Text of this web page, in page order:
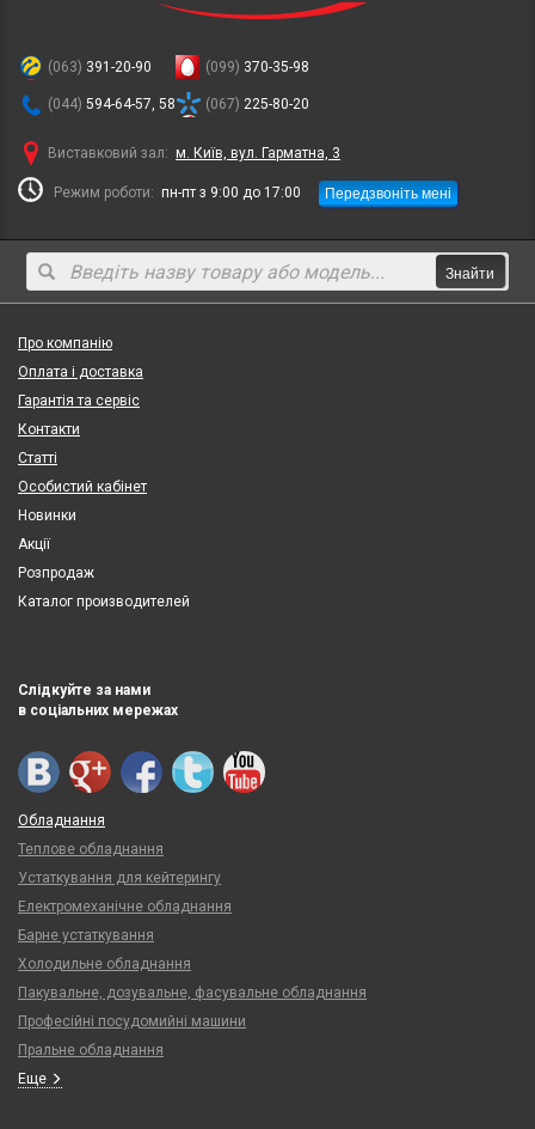
(063) 391-20-90
(044) 594-64-57, 58
(099) 370-35-98
(067) 225-80-20
Виставковий зал: м. Київ, вул. Гарматна, 3
Режим роботи: пн-пт з 9:00 до 17:00 Передзвоніть мені
Знайти
Про компанію
Оплата і доставка
Гарантія та сервіс
Контакти
Статті
Особистий кабінет
Новинки
Акції
Розпродаж
Каталог производителей
Слідкуйте за нами
в соціальних мережах
Обладнання
Теплове обладнання
Устаткування для кейтерингу
Електромеханічне обладнання
Барне устаткування
Холодильне обладнання
Пакувальне, дозувальне, фасувальне обладнання
Професійні посудомийні машини
Пральне обладнання
Еще